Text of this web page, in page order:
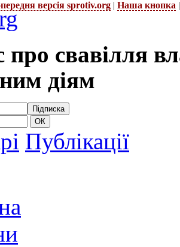
версія sprotiv.org | Наша кнопка
про свавілля
діям
Публікації